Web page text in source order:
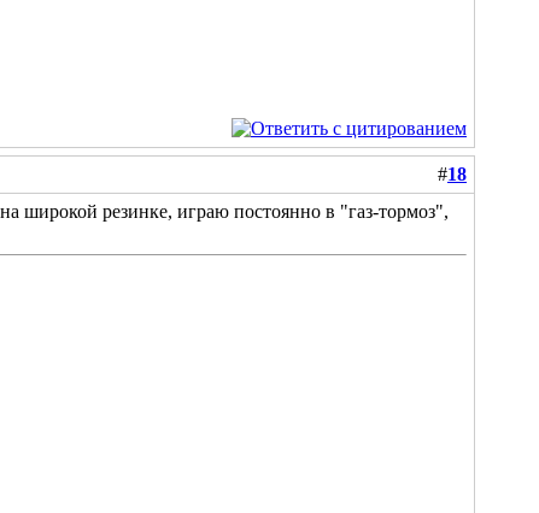
#18
широкой резинке, играю постоянно в "газ-тормоз",